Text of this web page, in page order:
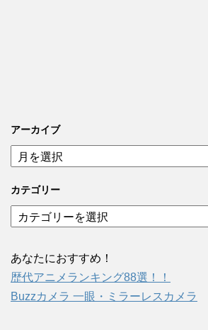
アーカイブ
ア
ー
イ
カテゴリー
テ
リ
ー
あなたにおすすめ！
歴代アニメランキング88選！！
Buzzカメラ 一眼・ミラーレスカメラ